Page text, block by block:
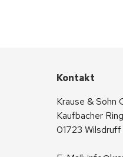
Kontakt
Krause & Sohn
Kaufbacher
01723